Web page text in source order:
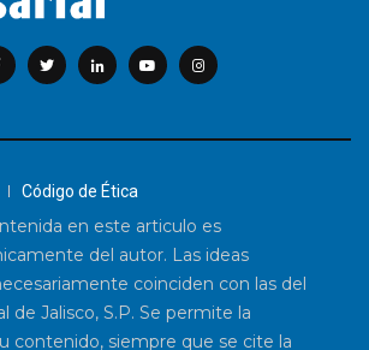
Código de Ética
en este articulo es
del autor. Las ideas
coinciden con las del
de Jalisco, S.P. Se permite la
contenido, siempre que se cite la